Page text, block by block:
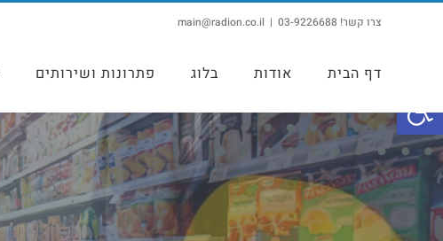
צרו קשר! 03-9226688 |
main@radion.co.il
דף הבית אודות בלוג פתרונות ושירותים